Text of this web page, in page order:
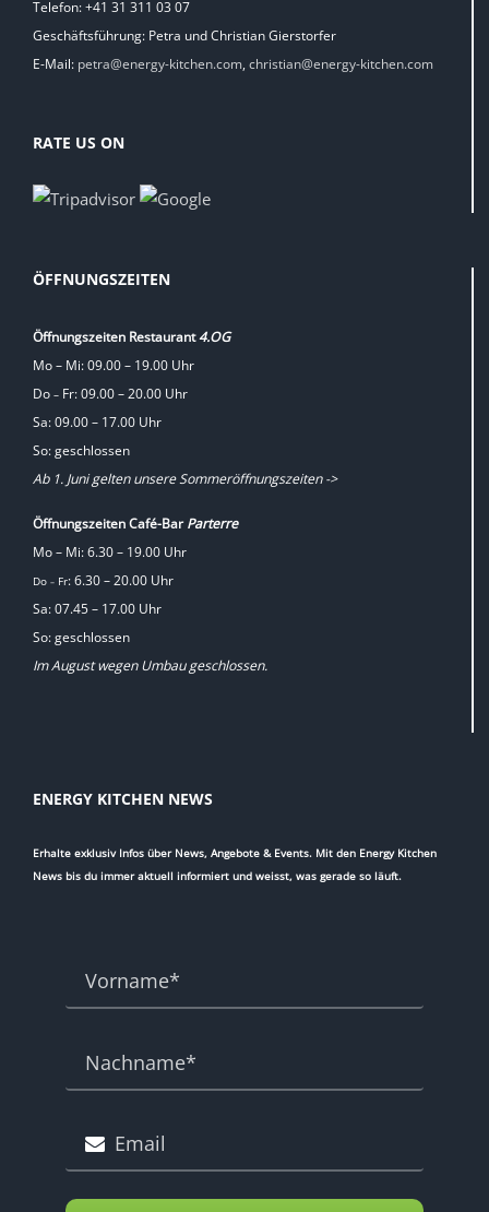
Telefon: +41 31 311 03 07
Geschäftsführung: Petra und Christian Gierstorfer
E-Mail: petra@energy-kitchen.com, christian@energy-kitchen.com
RATE US ON
ÖFFNUNGSZEITEN
Öffnungszeiten Restaurant4.OG
Mo – Mi: 09.00 – 19.00 Uhr
Do – Fr: 09.00 – 20.00 Uhr
Sa: 09.00 – 17.00 Uhr
So: geschlossen
Ab 1. Juni gelten unsere Sommeröffnungszeiten ->
Öffnungszeiten Café-BarParterre
Mo – Mi: 6.30 – 19.00 Uhr
Do – Fr: 6.30 – 20.00 Uhr
Sa: 07.45 – 17.00 Uhr
So: geschlossen
Im August wegen Umbau geschlossen.
ENERGY KITCHEN NEWS
Erhalte exklusiv Infos über News, Angebote & Events. Mit den Energy Kitchen
News bis du immer aktuell informiert und weisst, was gerade so läuft.